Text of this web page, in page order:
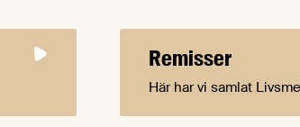
Remisser
Här har vi samlat